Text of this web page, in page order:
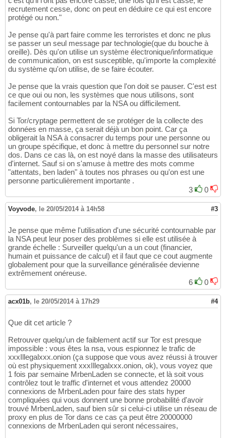
recrutement cesse, donc on peut en déduire ce qui est encore
protégé ou non."
Je pense qu'à part faire comme les terroristes et donc ne plus
se passer un seul message par technologie(que du bouche à
oreille). Dès qu'on utilise un système électronique/informatique
de communication, on est susceptible, qu'importe la complexité
du système qu'on utilise, de se faire écouter.
Je pense que la vrais question que l'on doit se pauser. C'est est
ce que oui ou non, les systèmes que nous utilisons, sont
facilement contournables par la NSA ou difficilement.
Si Tor/cryptage permettent de se protéger de la collecte des
données en masse, ça serait déjà un bon point. Car ça
obligerait la NSA à consacrer du temps pour une personne ou
un groupe spécifique, et donc à mettre du personnel sur notre
dos. Dans ce cas là, on est noyé dans la masse des utilisateurs
d'internet. Sauf si on s'amuse à mettre des mots comme
"attentats, ben laden" à toutes nos phrases ou qu'on est une
personne particulièrement importante .
3
0
Voyvode, le 20/05/2014 à 14h58 #3
Je pense que même l'utilisation d'une sécurité contournable par
la NSA peut leur poser des problèmes si elle est utilisée à
grande échelle : Surveiller quelqu'un a un cout (financier,
humain et puissance de calcul) et il faut que ce cout augmente
globalement pour que la surveillance généralisée devienne
extrêmement onéreuse.
6
0
acx01b, le 20/05/2014 à 17h29 #4
Que dit cet article ?
Retrouver quelqu'un de faiblement actif sur Tor est presque
impossible : vous êtes la nsa, vous espionnez le trafic de
xxxIllegalxxx.onion (ça suppose que vous avez réussi à trouver
où est physiquement xxxIllegalxxx.onion, ok), vous voyez que
1 fois par semaine MrbenLaden se connecte, et là soit vous
contrôlez tout le traffic d'internet et vous attendez 20000
connexions de MrbenLaden pour faire des stats hyper
compliquées qui vous donnent une bonne probabilité d'avoir
trouvé MrbenLaden, sauf bien sûr si celui-ci utilise un réseau de
proxy en plus de Tor dans ce cas ça peut être 20000000
connexions de MrbenLaden qui seront nécessaires,